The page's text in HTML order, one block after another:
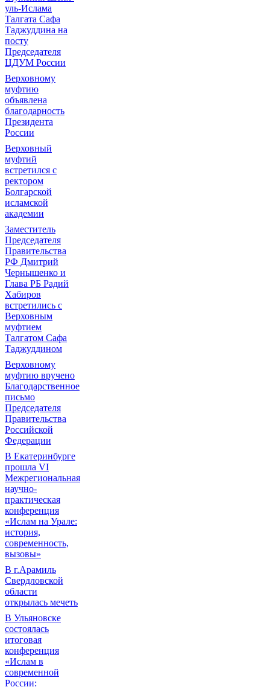
уль-Ислама
Талгата Сафа
Таджуддина на
посту
Председателя
ЦДУМ России
Верховному
муфтию
объявлена
благодарность
Президента
России
Верховный
муфтий
встретился с
ректором
Болгарской
исламской
академии
Заместитель
Председателя
Правительства
РФ Дмитрий
Чернышенко и
Глава РБ Радий
Хабиров
встретились с
Верховным
муфтием
Талгатом Сафа
Таджуддином
Верховному
муфтию вручено
Благодарственное
письмо
Председателя
Правительства
Российской
Федерации
В Екатеринбурге
прошла VI
Межрегиональная
научно-
практическая
конференция
«Ислам на Урале:
история,
современность,
вызовы»
В г.Арамиль
Свердловской
области
открылась мечеть
В Ульяновске
состоялась
итоговая
конференция
«Ислам в
современной
России: